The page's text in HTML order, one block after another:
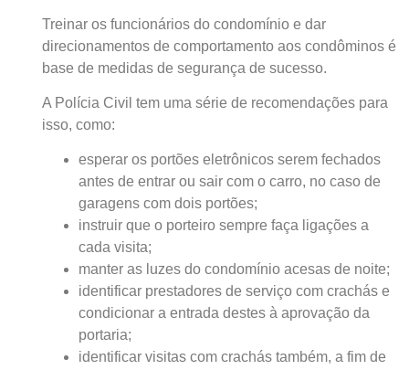
Treinar os funcionários do condomínio e dar
direcionamentos de comportamento aos condôminos é
base de medidas de segurança de sucesso.
A Polícia Civil tem uma série de recomendações para
isso, como:
esperar os portões eletrônicos serem fechados
antes de entrar ou sair com o carro, no caso de
garagens com dois portões;
instruir que o porteiro sempre faça ligações a
cada visita;
manter as luzes do condomínio acesas de noite;
identificar prestadores de serviço com crachás e
condicionar a entrada destes à aprovação da
portaria;
identificar visitas com crachás também, a fim de